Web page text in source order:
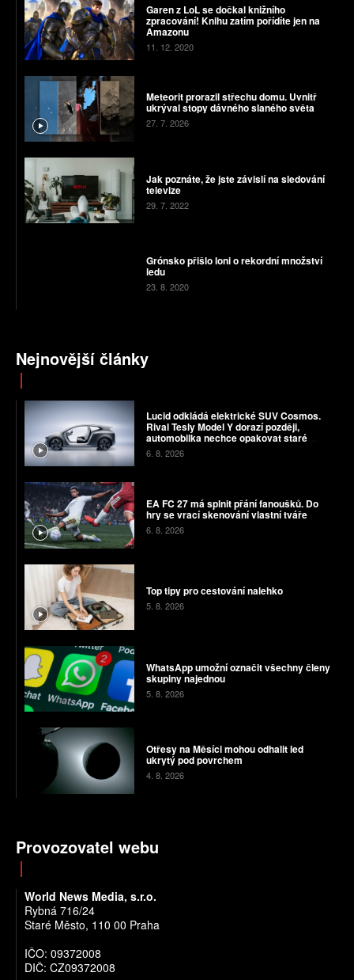
Garen z LoL se dočkal knižního
zpracování! Knihu zatím pořídíte jen na
Amazonu
11. 12. 2020
Meteorit prorazil střechu domu. Uvnitř
ukrýval stopy dávného slaného světa
27. 7. 2026
Jak poznáte, že jste závislí na sledování
televize
29. 7. 2022
Grónsko přišlo loni o rekordní množství
ledu
23. 8. 2020
Nejnovější články
Lucid odkládá elektrické SUV Cosmos.
Rival Tesly Model Y dorazí později,
automobilka nechce opakovat staré
chyby
6. 8. 2026
EA FC 27 má splnit přání fanoušků. Do
hry se vrací skenování vlastní tváře
6. 8. 2026
Top tipy pro cestování nalehko
5. 8. 2026
WhatsApp umožní označit všechny členy
skupiny najednou
5. 8. 2026
Otřesy na Měsíci mohou odhalit led
ukrytý pod povrchem
4. 8. 2026
Provozovatel webu
World News Media, s.r.o.
Rybná 716/24
Staré Město, 110 00 Praha
IČO: 09372008
DIČ: CZ09372008